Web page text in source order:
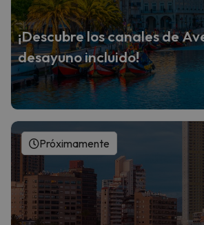
¡Descubre los canales de
desayuno incluido!
Próximamente